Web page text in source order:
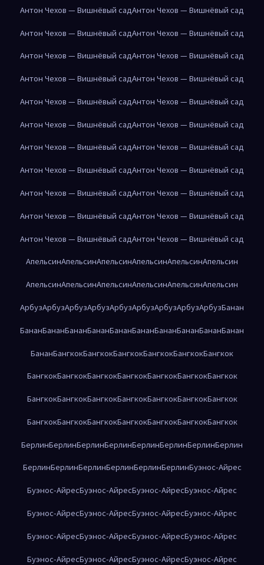
Антон Чехов — Вишнёвый садАнтон Чехов — Вишнёвый сад
Антон Чехов — Вишнёвый садАнтон Чехов — Вишнёвый сад
Антон Чехов — Вишнёвый садАнтон Чехов — Вишнёвый сад
Антон Чехов — Вишнёвый садАнтон Чехов — Вишнёвый сад
Антон Чехов — Вишнёвый садАнтон Чехов — Вишнёвый сад
Антон Чехов — Вишнёвый садАнтон Чехов — Вишнёвый сад
Антон Чехов — Вишнёвый садАнтон Чехов — Вишнёвый сад
Антон Чехов — Вишнёвый садАнтон Чехов — Вишнёвый сад
Антон Чехов — Вишнёвый садАнтон Чехов — Вишнёвый сад
Антон Чехов — Вишнёвый садАнтон Чехов — Вишнёвый сад
Антон Чехов — Вишнёвый садАнтон Чехов — Вишнёвый сад
АпельсинАпельсинАпельсинАпельсинАпельсинАпельсин
АпельсинАпельсинАпельсинАпельсинАпельсинАпельсин
АрбузАрбузАрбузАрбузАрбузАрбузАрбузАрбузАрбузБанан
БананБананБананБананБананБананБананБананБананБанан
БананБангкокБангкокБангкокБангкокБангкокБангкок
БангкокБангкокБангкокБангкокБангкокБангкокБангкок
БангкокБангкокБангкокБангкокБангкокБангкокБангкок
БангкокБангкокБангкокБангкокБангкокБангкокБангкок
БерлинБерлинБерлинБерлинБерлинБерлинБерлинБерлин
БерлинБерлинБерлинБерлинБерлинБерлинБуэнос-Айрес
Буэнос-АйресБуэнос-АйресБуэнос-АйресБуэнос-Айрес
Буэнос-АйресБуэнос-АйресБуэнос-АйресБуэнос-Айрес
Буэнос-АйресБуэнос-АйресБуэнос-АйресБуэнос-Айрес
Буэнос-АйресБуэнос-АйресБуэнос-АйресБуэнос-Айрес